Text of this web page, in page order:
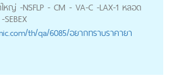
หญ่ -NSFLP - CM - VA-C -LAX-1 หลอด
/th/qa/6085/อยากทราบราคายา